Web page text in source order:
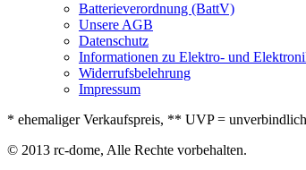
Batterieverordnung (BattV)
Unsere AGB
Datenschutz
Informationen zu Elektro- und
Widerrufsbelehrung
Impressum
* ehemaliger Verkaufspreis, ** UVP =
© 2013 rc-dome, Alle Rechte vorbehalten.